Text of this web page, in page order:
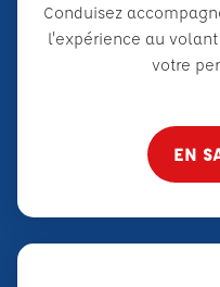
Conduisez
l'expérience au
votre
EN